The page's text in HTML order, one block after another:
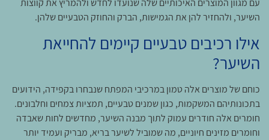
עם מגוון המוצרים האיכותיים שלה שנועדו לחדש ולהמריץ את קווצות
השיער, ולהחזיר להן את הגמישות, הברק והחוזק הטבעיים שלהן.
אילו רכיבים טבעיים קיימים להחייאת
השיער?
כוחם של מוצרים אלה טמון במרכיבי המפתח שנבחרו בקפידה, הידועים
בתכונותיהם המשקמות, כגון שמנים טבעיים, תמציות צמחים וחלבונים.
חומרים אלה חודרים עמוק לתוך מבנה השיער, מחדשים לחות שאבדה
וחומרים מזינים חיוניים, מה שמוביל לשיער בריא, מבריק ועמיד יותר